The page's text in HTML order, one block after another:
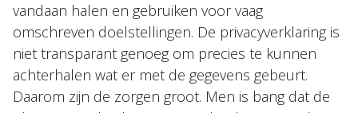
vandaan halen en gebruiken voor vaag
omschreven doelstellingen. De privacyverklaring is
niet transparant genoeg om precies te kunnen
achterhalen wat er met de gegevens gebeurt.
Daarom zijn de zorgen groot. Men is bang dat de